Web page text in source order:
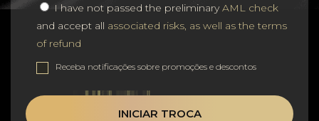
I have not passed the preliminaryAML check
and accept all associated risks, as well as the terms
of refund
Receba notificações sobre promoções e descontos
INICIAR TROCA